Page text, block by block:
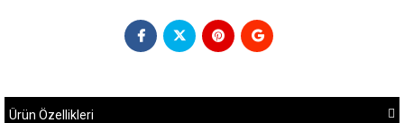
Ürün Özellikleri